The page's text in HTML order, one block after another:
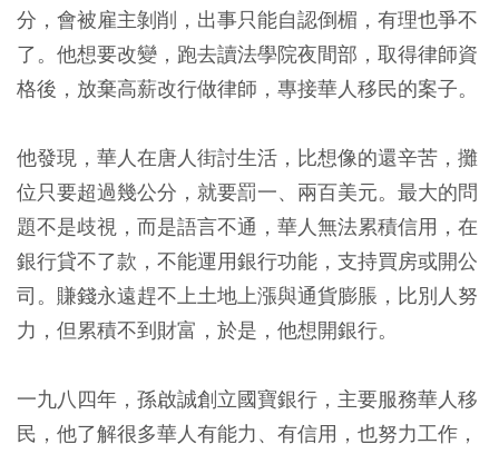
分，會被雇主剝削，出事只能自認倒楣，有理也爭不
了。他想要改變，跑去讀法學院夜間部，取得律師資
格後，放棄高薪改行做律師，專接華人移民的案子。
他發現，華人在唐人街討生活，比想像的還辛苦，攤
位只要超過幾公分，就要罰一、兩百美元。最大的問
題不是歧視，而是語言不通，華人無法累積信用，在
銀行貸不了款，不能運用銀行功能，支持買房或開公
司。賺錢永遠趕不上土地上漲與通貨膨脹，比別人努
力，但累積不到財富，於是，他想開銀行。
一九八四年，孫啟誠創立國寶銀行，主要服務華人移
民，他了解很多華人有能力、有信用，也努力工作，